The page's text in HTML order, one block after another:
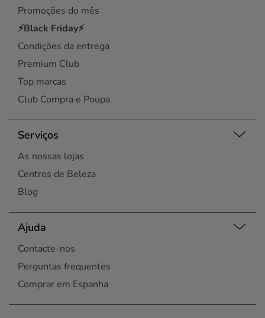
Promoções do mês
⚡Black Friday⚡
Condições da entrega
Premium Club
Top marcas
Club Compra e Poupa
Serviços
As nossas lojas
Centros de Beleza
Blog
Ajuda
Contacte-nos
Perguntas frequentes
Comprar em Espanha